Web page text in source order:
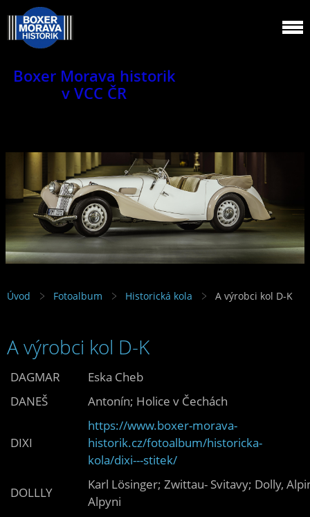
Boxer Morava historik
v VCC ČR
Jsme klub veteránů.
Úvod Fotoalbum Historická kola A výrobci kol D-K
A výrobci kol D-K
DAGMAR
Eska Cheb
DANEŠ
Antonín; Holice v Čechách
DIXI
https://www.boxer-morava-
historik.cz/fotoalbum/historicka-
kola/dixi---stitek/
DOLLLY
Karl Lösinger; Zwittau- Svitavy; Dolly,
Alpyni